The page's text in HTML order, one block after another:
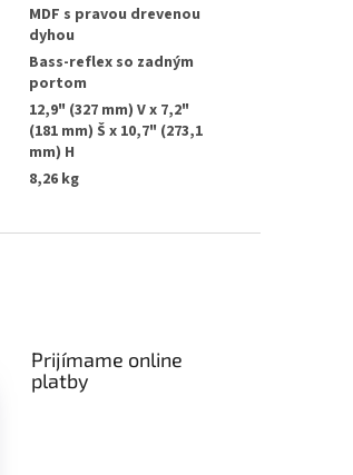
MDF s pravou drevenou
dyhou
Bass-reflex so zadným
portom
12,9" (327 mm) V x 7,2"
(181 mm) Š x 10,7" (273,1
mm) H
8,26 kg
Prijímame online
platby